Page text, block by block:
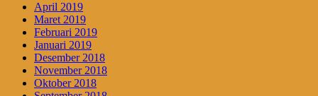
April 2019
Maret 2019
Februari 2019
Januari 2019
Desember 2018
November 2018
Oktober 2018